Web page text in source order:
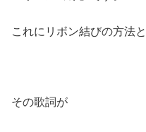
これにリボン結びの方法
その歌詞が